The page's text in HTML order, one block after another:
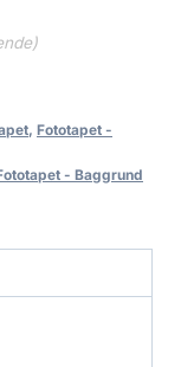
, Fototapet -
- Baggrund